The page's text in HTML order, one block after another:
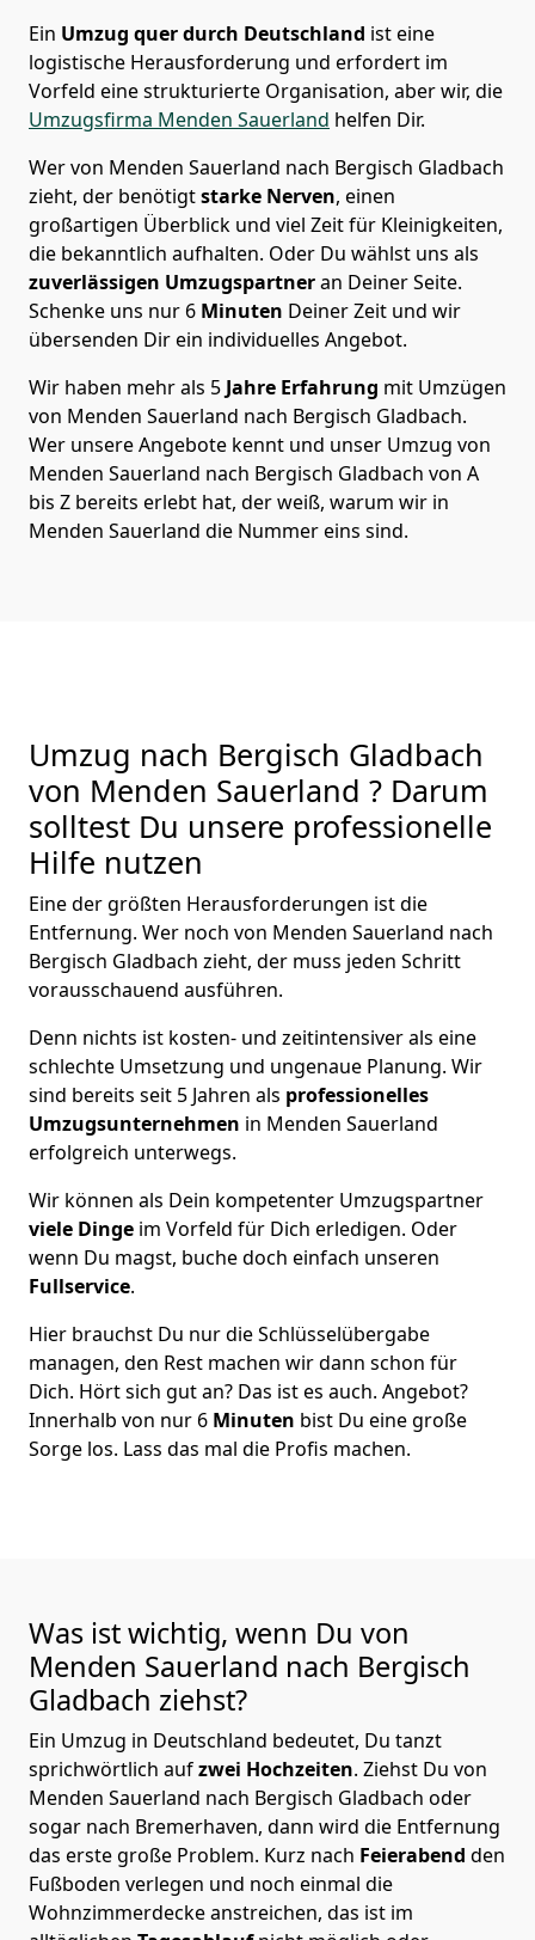
Ein Umzug quer durch Deutschland ist eine
logistische Herausforderung und erfordert im
Vorfeld eine strukturierte Organisation, aber wir, die
Umzugsfirma Menden Sauerland helfen Dir.
Wer von Menden Sauerland nach Bergisch Gladbach
zieht, der benötigtstarke Nerven, einen
großartigen Überblick und viel Zeit für Kleinigkeiten,
die bekanntlich aufhalten. Oder Du wählst uns als
zuverlässigen Umzugspartneran Deiner Seite.
Schenke uns nur 6 Minuten Deiner Zeit und wir
übersenden Dir ein individuelles Angebot.
Wir haben mehr als 5 Jahre Erfahrung mit Umzügen
von Menden Sauerland nach Bergisch Gladbach.
Wer unsere Angebote kennt und unser Umzug von
Menden Sauerland nach Bergisch Gladbach von A
bis Z bereits erlebt hat, der weiß, warum wir in
Menden Sauerland die Nummer eins sind.
Umzug nach Bergisch Gladbach
von Menden Sauerland ? Darum
solltest Du unsere professionelle
Hilfe nutzen
Eine der größten Herausforderungen ist die
Entfernung. Wer noch von Menden Sauerland nach
Bergisch Gladbach zieht, der muss jeden Schritt
vorausschauend ausführen.
Denn nichts ist kosten- und zeitintensiver als eine
schlechte Umsetzung und ungenaue Planung. Wir
sind bereits seit 5 Jahren als professionelles
Umzugsunternehmen in Menden Sauerland
erfolgreich unterwegs.
Wir können als Dein kompetenter Umzugspartner
viele Dinge im Vorfeld für Dich erledigen. Oder
wenn Du magst, buche doch einfach unseren
Fullservice.
Hier brauchst Du nur die Schlüsselübergabe
managen, den Rest machen wir dann schon für
Dich. Hört sich gut an? Das ist es auch. Angebot?
Innerhalb von nur 6 Minuten bist Du eine große
Sorge los. Lass das mal die Profis machen.
Was ist wichtig, wenn Du von
Menden Sauerland nach Bergisch
Gladbach ziehst?
Ein Umzug in Deutschland bedeutet, Du tanzt
sprichwörtlich aufzwei Hochzeiten. Ziehst Du von
Menden Sauerland nach Bergisch Gladbach oder
sogar nach Bremer­haven, dann wird die Entfernung
das erste große Problem. Kurz nach Feierabend den
Fußboden verlegen und noch einmal die
Wohnzimmerdecke anstreichen, das ist im